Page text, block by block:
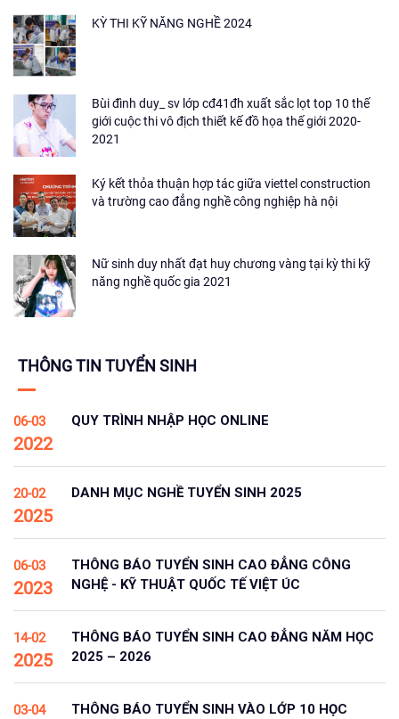
KỲ THI KỸ NĂNG NGHỀ 2024
Bùi đình duy_ sv lớp cđ41đh xuất sắc lọt top 10 thế
giới cuộc thi vô địch thiết kế đồ họa thế giới 2020-
2021
Ký kết thỏa thuận hợp tác giữa viettel construction
và trường cao đẳng nghề công nghiệp hà nội
Nữ sinh duy nhất đạt huy chương vàng tại kỳ thi kỹ
năng nghề quốc gia 2021
THÔNG TIN TUYỂN SINH
06-03
2022
QUY TRÌNH NHẬP HỌC ONLINE
20-02
2025
DANH MỤC NGHỀ TUYỂN SINH 2025
06-03
2023
THÔNG BÁO TUYỂN SINH CAO ĐẲNG CÔNG
NGHỆ - KỸ THUẬT QUỐC TẾ VIỆT ÚC
14-02
2025
THÔNG BÁO TUYỂN SINH CAO ĐẲNG NĂM HỌC
2025 – 2026
03-04
THÔNG BÁO TUYỂN SINH VÀO LỚP 10 HỌC